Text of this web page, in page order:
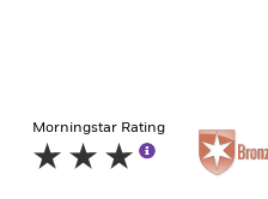
Morningstar Rating